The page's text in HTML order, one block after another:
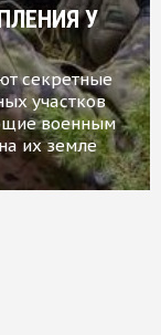
У
секретные
участков
военным
их земле